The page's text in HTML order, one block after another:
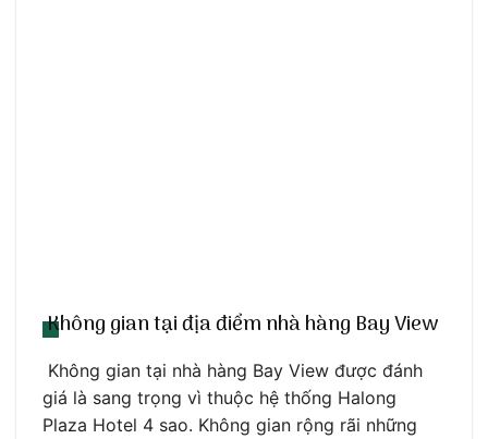
Không gian tại địa điểm nhà hàng Bay View
Không gian tại nhà hàng Bay View được đánh
giá là sang trọng vì thuộc hệ thống Halong
Plaza Hotel 4 sao. Không gian rộng rãi những